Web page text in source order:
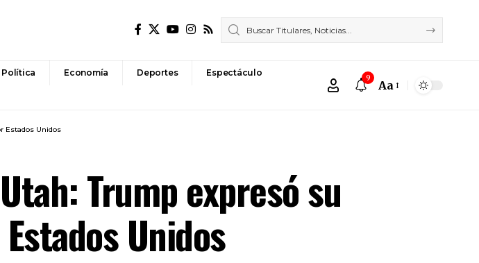
Política Economía Deportes Espectáculo 9
Font
Aa
Estados Unidos
Trump expresó su
Unidos